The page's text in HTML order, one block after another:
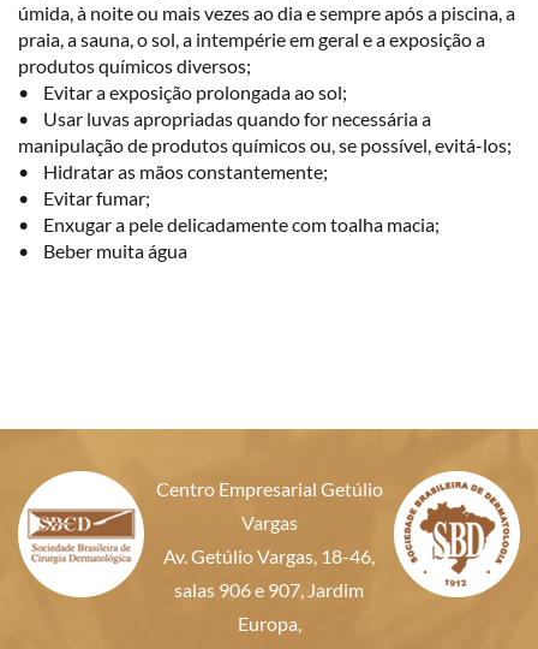
úmida, à noite ou mais vezes ao dia e sempre após a piscina, a
praia, a sauna, o sol, a intempérie em geral e a exposição a
produtos químicos diversos;
• Evitar a exposição prolongada ao sol;
• Usar luvas apropriadas quando for necessária a
manipulação de produtos químicos ou, se possível, evitá-los;
• Hidratar as mãos constantemente;
• Evitar fumar;
• Enxugar a pele delicadamente com toalha macia;
• Beber muita água
Centro Empresarial Getúlio
Vargas
Av. Getúlio Vargas, 18-46,
salas 906 e 907, Jardim
Europa,